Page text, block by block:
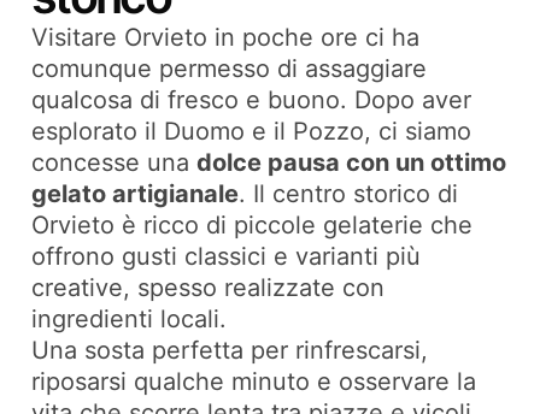
Visitare Orvieto in poche ore ci ha
comunque permesso di assaggiare
qualcosa di fresco e buono. Dopo aver
esplorato il Duomo e il Pozzo, ci siamo
concesse unadolce pausa con un ottimo
gelato artigianale. Il centro storico di
Orvieto è ricco di piccole gelaterie che
offrono gusti classici e varianti più
creative, spesso realizzate con
ingredienti locali.
Una sosta perfetta per rinfrescarsi,
riposarsi qualche minuto e osservare la